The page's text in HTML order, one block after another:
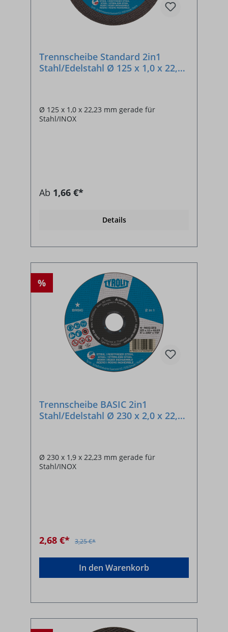
Trennscheibe Standard 2in1
Stahl/Edelstahl Ø 125 x 1,0 x 22,23
Ø 125 x 1,0 x 22,23 mm gerade für
Stahl/INOX
Ab 1,66 €*
Details
%
Trennscheibe BASIC 2in1
Stahl/Edelstahl Ø 230 x 2,0 x 22,23
Ø 230 x 1,9 x 22,23 mm gerade für
Stahl/INOX
2,68 €* 3,25 €*
In den Warenkorb